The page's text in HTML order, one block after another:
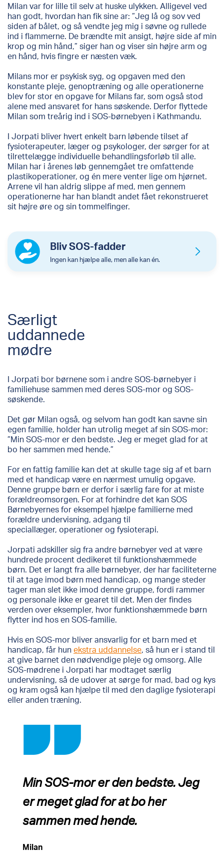
Milan var for lille til selv at huske ulykken. Alligevel ved
han godt, hvordan han fik sine ar: ”Jeg lå og sov ved
siden af bålet, og så vendte jeg mig i søvne og rullede
ind i flammerne. De brændte mit ansigt, højre side af min
krop og min hånd,” siger han og viser sin højre arm og
en hånd, hvis fingre er næsten væk.
Milans mor er psykisk syg, og opgaven med den
konstante pleje, genoptræning og alle operationerne
blev for stor en opgave for Milans far, som også stod
alene med ansvaret for hans søskende. Derfor flyttede
Milan som treårig ind i SOS-børnebyen i Kathmandu.
I Jorpati bliver hvert enkelt barn løbende tilset af
fysioterapeuter, læger og psykologer, der sørger for at
tilrettelægge individuelle behandlingsforløb til alle.
Milan har i årenes løb gennemgået tre omfattende
plastikoperationer, og én mere venter lige om hjørnet.
Arrene vil han aldrig slippe af med, men gennem
operationerne har han blandt andet fået rekonstrueret
sit højre øre og sin tommelfinger.
Ingen kan hjælpe alle, men alle kan én.
Bliv SOS-fadder
Særligt
uddannede
mødre
I Jorpati bor børnene som i andre SOS-børnebyer i
familiehuse sammen med deres SOS-mor og SOS-
søskende.
Det gør Milan også, og selvom han godt kan savne sin
egen familie, holder han utrolig meget af sin SOS-mor:
”Min SOS-mor er den bedste. Jeg er meget glad for at
bo her sammen med hende.”
For en fattig familie kan det at skulle tage sig af et barn
med et handicap være en nærmest umulig opgave.
Denne gruppe børn er derfor i særlig fare for at miste
forældreomsorgen. For at forhindre det kan SOS
Børnebyernes for eksempel hjælpe familierne med
forældre undervisning, adgang til
speciallæger, operationer og fysioterapi.
Jorpati adskiller sig fra andre børnebyer ved at være
hundrede procent dedikeret til funktionshæmmede
børn. Det er langt fra alle børnebyer, der har faciliteterne
til at tage imod børn med handicap, og mange steder
tager man slet ikke imod denne gruppe, fordi rammer
og personale ikke er gearet til det. Men der findes
verden over eksempler, hvor funktionshæmmede børn
flytter ind hos en SOS-familie.
Hvis en SOS-mor bliver ansvarlig for et barn med et
handicap, får hunekstra uddannelse, så hun er i stand til
at give barnet den nødvendige pleje og omsorg. Alle
SOS-mødrene i Jorpati har modtaget særlig
undervisning, så de udover at sørge for mad, bad og kys
og kram også kan hjælpe til med den daglige fysioterapi
eller anden træning.
Min SOS-mor er den bedste. Jeg
er meget glad for at bo her
sammen med hende.
Milan